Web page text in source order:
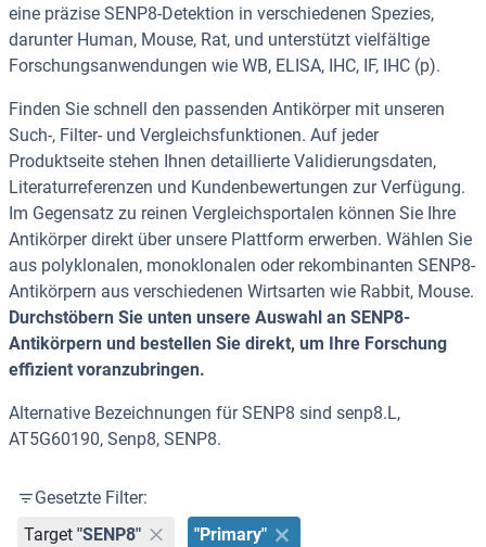
eine präzise SENP8-Detektion in verschiedenen Spezies,
darunter Human, Mouse, Rat, und unterstützt vielfältige
Forschungsanwendungen wie WB, ELISA, IHC, IF, IHC (p).
Finden Sie schnell den passenden Antikörper mit unseren
Such-, Filter- und Vergleichsfunktionen. Auf jeder
Produktseite stehen Ihnen detaillierte Validierungsdaten,
Literaturreferenzen und Kundenbewertungen zur Verfügung.
Im Gegensatz zu reinen Vergleichsportalen können Sie Ihre
Antikörper direkt über unsere Plattform erwerben. Wählen Sie
aus polyklonalen, monoklonalen oder rekombinanten SENP8-
Antikörpern aus verschiedenen Wirtsarten wie Rabbit, Mouse.
Durchstöbern Sie unten unsere Auswahl an SENP8-
Antikörpern und bestellen Sie direkt, um Ihre Forschung
effizient voranzubringen.
Alternative Bezeichnungen für SENP8 sind senp8.L,
AT5G60190, Senp8, SENP8.
Gesetzte Filter:
Target "SENP8" "Primary"